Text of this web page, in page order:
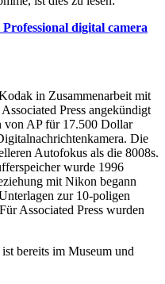
digital camera
in Zusammenarbeit mit
Press angekündigt
von AP für 17.500 Dollar
Die
Autofokus als die 8008s.
wurde 1996
mit Nikon begann
zur 10-poligen
Associated Press wurden
bereits im Museum und